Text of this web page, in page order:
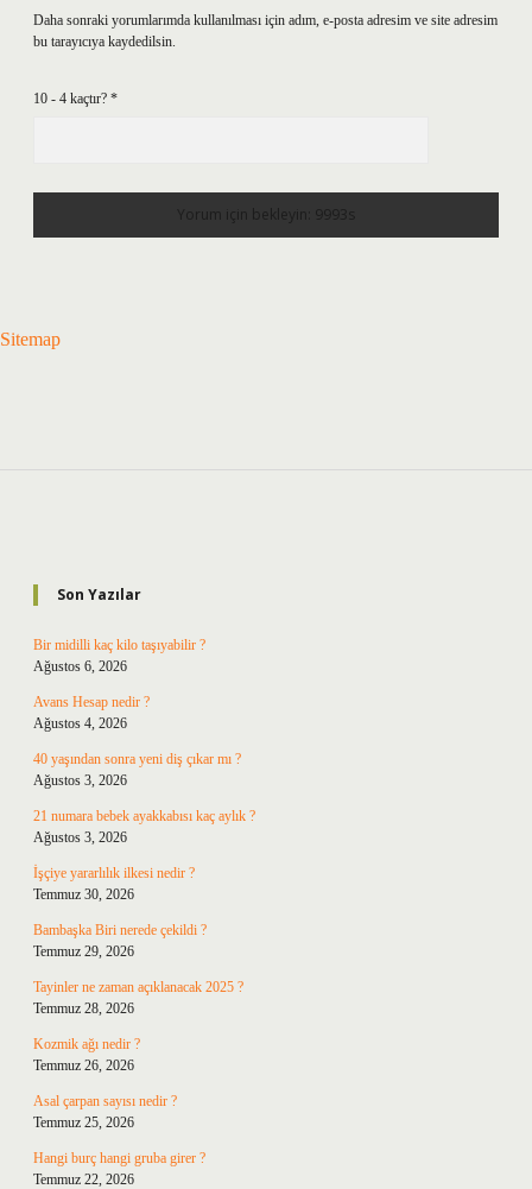
Daha sonraki yorumlarımda kullanılması için adım, e-posta adresim ve site adresim
bu tarayıcıya kaydedilsin.
10 - 4 kaçtır? *
Sitemap
Son Yazılar
Bir midilli kaç kilo taşıyabilir ?
Ağustos 6, 2026
Avans Hesap nedir ?
Ağustos 4, 2026
40 yaşından sonra yeni diş çıkar mı ?
Ağustos 3, 2026
21 numara bebek ayakkabısı kaç aylık ?
Ağustos 3, 2026
İşçiye yararlılık ilkesi nedir ?
Temmuz 30, 2026
Bambaşka Biri nerede çekildi ?
Temmuz 29, 2026
Tayinler ne zaman açıklanacak 2025 ?
Temmuz 28, 2026
Kozmik ağı nedir ?
Temmuz 26, 2026
Asal çarpan sayısı nedir ?
Temmuz 25, 2026
Hangi burç hangi gruba girer ?
Temmuz 22, 2026